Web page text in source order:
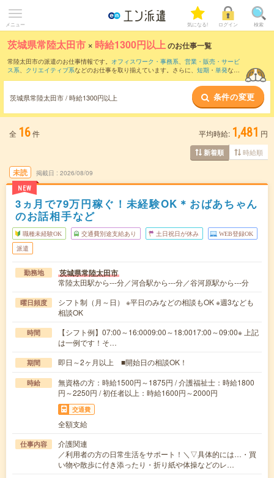
メニュー 気になる! ログイン 検索
茨城県常陸太田市 × 時給1300円以上のお仕事一覧
常陸太田市の派遣のお仕事情報です。 オフィスワーク・事務系、 営業・販売・サービ
ス系、 クリエイティブ系などのお仕事を取り揃えています。さらに、 短期 ・ 単発など
茨城県常陸太田市 / 時給1300円以上 条件の変更
全 16件 平均時給: 1,481 円
新着順 時給順
未読
NEW
掲載日 2026/08/09
3ヵ月で79万円稼ぐ！未経験OK＊おばあちゃん
のお話相手など
職種未経験OK 交通費別途支給あり 土日祝日が休み WEB登録OK
派遣
勤務地 茨城県常陸太田市
常陸太田駅から---分／河合駅から---分／谷河原駅から---分
曜日頻度
シフト制（月～日） ※平日のみなどの相談もOK ※週3なども
相談OK
時間
【シフト例】07:00～16:0009:00～18:0017:00～09:00※ 上記
は一例です！そ…
期間 即日～2ヶ月以上 ■開始日の相談OK！
時給
無資格の方：時給1500円～1875円 / 介護福祉士：時給1800
円～2250円 / 初任者以上：時給1600円～2000円
交通費
全額支給
仕事内容
介護関連
／利用者の方の日常生活をサポート！＼▽具体的には…・買
い物や散歩に付き添ったり・折り紙や体操などのレ…